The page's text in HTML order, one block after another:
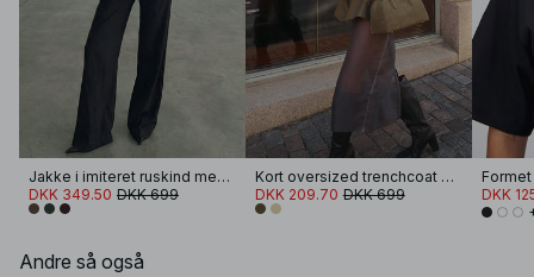
Jakke i imiteret ruskind med lynlås
DKK 349.50 DKK 699
Kort oversized trenchcoat med høj hals
DKK 209.70 DKK 699
DKK
Andre så også